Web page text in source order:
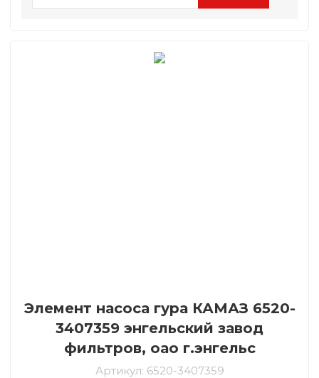
Элемент насоса гура КАМАЗ 6520-
3407359 энгельский завод
фильтров, оао г.энгельс
Артикул: 6520-3407359